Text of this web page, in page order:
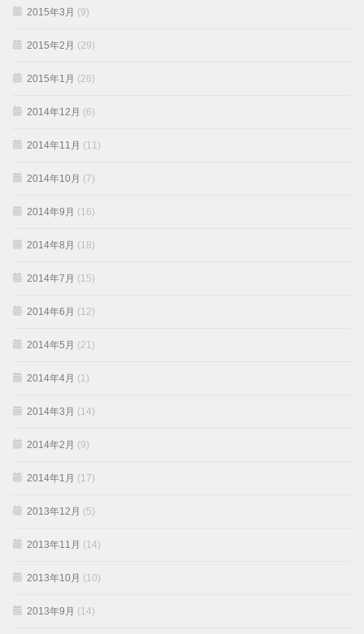
2015年3月 (9)
2015年2月 (29)
2015年1月 (26)
2014年12月 (6)
2014年11月 (11)
2014年10月 (7)
2014年9月 (16)
2014年8月 (18)
2014年7月 (15)
2014年6月 (12)
2014年5月 (21)
2014年4月 (1)
2014年3月 (14)
2014年2月 (9)
2014年1月 (17)
2013年12月 (5)
2013年11月 (14)
2013年10月 (10)
2013年9月 (14)